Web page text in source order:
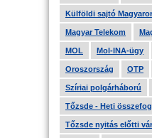
Külföldi sajtó
Magyar Telekom
MOL Mol-INA-ügy
Oroszország OTP
Szíriai polgárháború
Tőzsde - Heti
Tőzsde nyitás előtti